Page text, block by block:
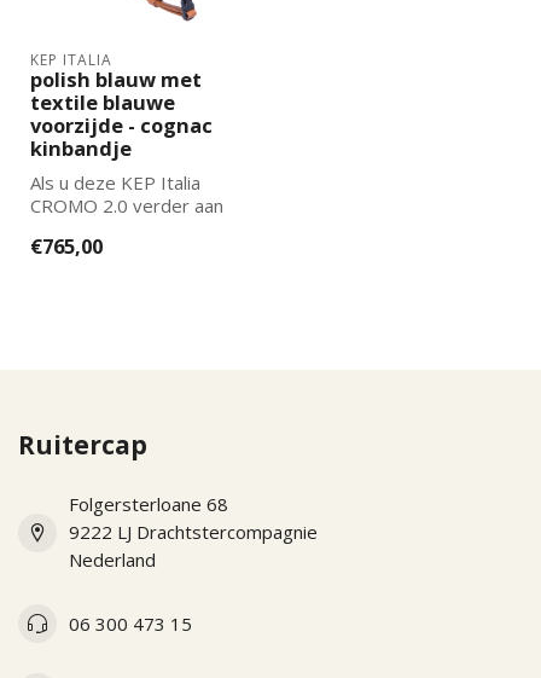
KEP ITALIA
polish blauw met
textile blauwe
voorzijde - cognac
kinbandje
Als u deze KEP Italia
CROMO 2.0 verder aan
wensen kun...
€765,00
Ruitercap
Folgersterloane 68
9222 LJ Drachtstercompagnie
Nederland
06 300 473 15